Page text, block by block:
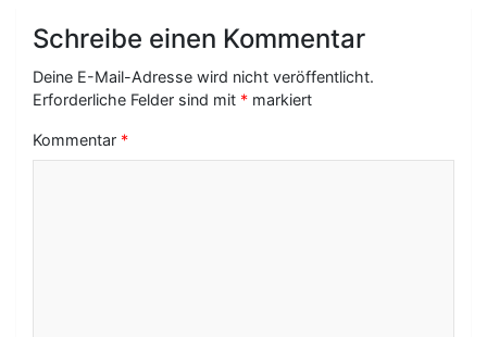
g
N
Schreibe einen Kommentar
Deine E-Mail-Adresse wird nicht veröffentlicht.
Erforderliche Felder sind mit * markiert
Kommentar *